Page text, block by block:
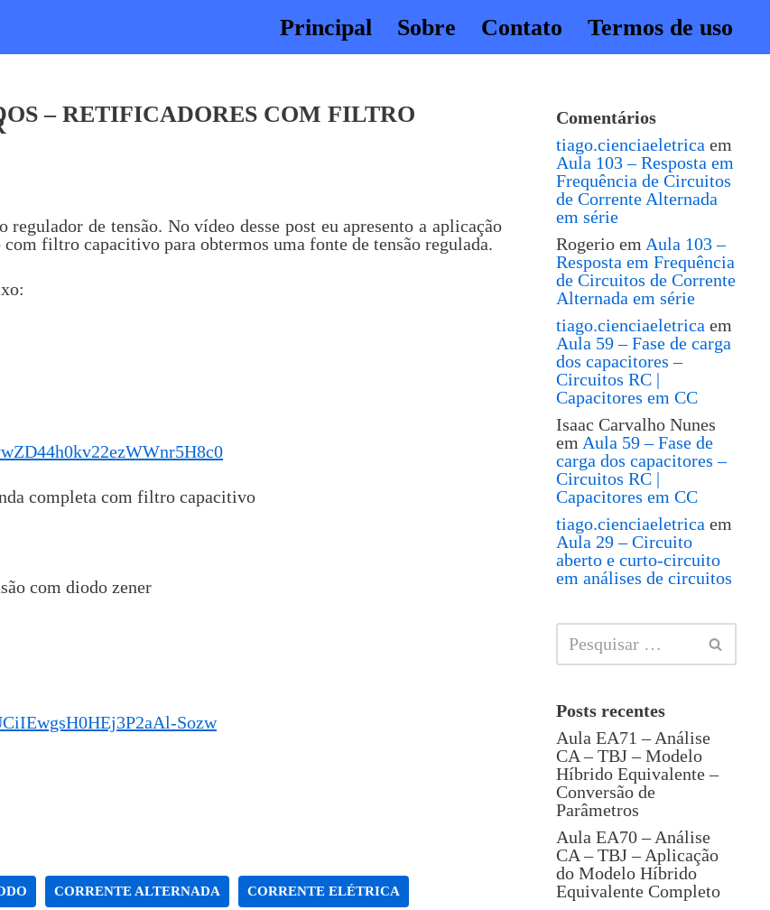
Principal Sobre Contato Termos de uso
– RETIFICADORES COM FILTRO
de tensão. No vídeo desse post eu apresento a aplicação
filtro capacitivo para obtermos uma fonte de tensão regulada.
completa com filtro capacitivo
com diodo zener
Sozw
CORRENTE ALTERNADA CORRENTE ELÉTRICA
Comentários
tiago.cienciaeletrica em
Aula 103 – Resposta em
Frequência de Circuitos
de Corrente Alternada
em série
Rogerio em Aula 103 –
Resposta em Frequência
de Circuitos de Corrente
Alternada em série
tiago.cienciaeletrica em
Aula 59 – Fase de carga
dos capacitores –
Circuitos RC |
Capacitores em CC
Isaac Carvalho Nunes
em Aula 59 – Fase de
carga dos capacitores –
Circuitos RC |
Capacitores em CC
tiago.cienciaeletrica em
Aula 29 – Circuito
aberto e curto-circuito
em análises de circuitos
Posts recentes
Aula EA71 – Análise
CA – TBJ – Modelo
Híbrido Equivalente –
Conversão de
Parâmetros
Aula EA70 – Análise
CA – TBJ – Aplicação
do Modelo Híbrido
Equivalente Completo